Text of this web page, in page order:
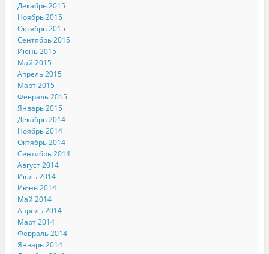
Декабрь 2015
Ноябрь 2015
Октябрь 2015
Сентябрь 2015
Июнь 2015
Май 2015
Апрель 2015
Март 2015
Февраль 2015
Январь 2015
Декабрь 2014
Ноябрь 2014
Октябрь 2014
Сентябрь 2014
Август 2014
Июль 2014
Июнь 2014
Май 2014
Апрель 2014
Март 2014
Февраль 2014
Январь 2014